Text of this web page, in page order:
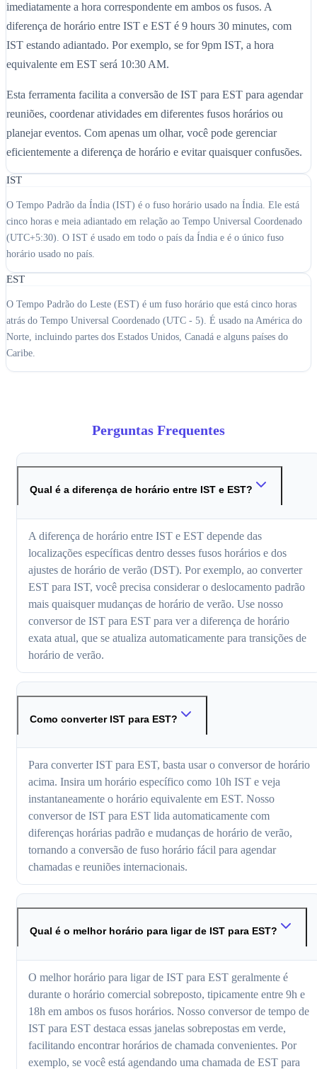
imediatamente a hora correspondente em ambos os fusos. A
diferença de horário entre IST e EST é 9 hours 30 minutes, com
IST estando adiantado. Por exemplo, se for 9pm IST, a hora
equivalente em EST será 10:30 AM.
Esta ferramenta facilita a conversão de IST para EST para agendar
reuniões, coordenar atividades em diferentes fusos horários ou
planejar eventos. Com apenas um olhar, você pode gerenciar
eficientemente a diferença de horário e evitar quaisquer confusões.
IST
O Tempo Padrão da Índia (IST) é o fuso horário usado na Índia. Ele está
cinco horas e meia adiantado em relação ao Tempo Universal Coordenado
(UTC+5:30). O IST é usado em todo o país da Índia e é o único fuso
horário usado no país.
EST
O Tempo Padrão do Leste (EST) é um fuso horário que está cinco horas
atrás do Tempo Universal Coordenado (UTC - 5). É usado na América do
Norte, incluindo partes dos Estados Unidos, Canadá e alguns países do
Caribe.
Perguntas Frequentes
Qual é a diferença de horário entre IST e EST?
A diferença de horário entre IST e EST depende das
localizações específicas dentro desses fusos horários e dos
ajustes de horário de verão (DST). Por exemplo, ao converter
EST para IST, você precisa considerar o deslocamento padrão
mais quaisquer mudanças de horário de verão. Use nosso
conversor de IST para EST para ver a diferença de horário
exata atual, que se atualiza automaticamente para transições de
horário de verão.
Como converter IST para EST?
Para converter IST para EST, basta usar o conversor de horário
acima. Insira um horário específico como 10h IST e veja
instantaneamente o horário equivalente em EST. Nosso
conversor de IST para EST lida automaticamente com
diferenças horárias padrão e mudanças de horário de verão,
tornando a conversão de fuso horário fácil para agendar
chamadas e reuniões internacionais.
Qual é o melhor horário para ligar de IST para EST?
O melhor horário para ligar de IST para EST geralmente é
durante o horário comercial sobreposto, tipicamente entre 9h e
18h em ambos os fusos horários. Nosso conversor de tempo de
IST para EST destaca essas janelas sobrepostas em verde,
facilitando encontrar horários de chamada convenientes. Por
exemplo, se você está agendando uma chamada de EST para